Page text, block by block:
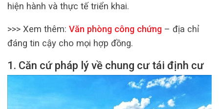
hiện hành và thực tế triển khai.
>>> Xem thêm: Văn phòng công chứng – địa chỉ
đáng tin cậy cho mọi hợp đồng.
1. Căn cứ pháp lý về chung cư tái định cư